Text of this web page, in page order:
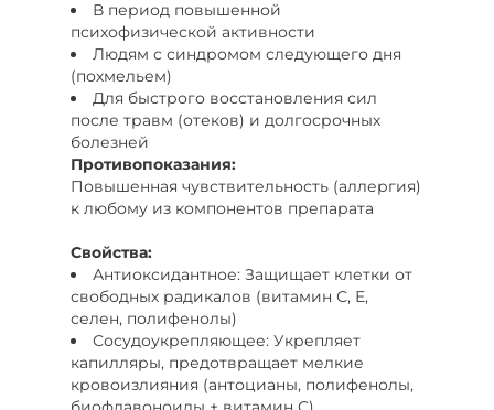
В период повышенной
психофизической активности
Людям с синдромом следующего дня
(похмельем)
Для быстрого восстановления сил
после травм (отеков) и долгосрочных
болезней
Противопоказания:
Повышенная чувствительность (аллергия)
к любому из компонентов препарата
Свойства:
Антиоксидантное: Защищает клетки от
свободных радикалов (витамин С, Е,
селен, полифенолы)
Сосудоукрепляющее: Укрепляет
капилляры, предотвращает мелкие
кровоизлияния (антоцианы, полифенолы,